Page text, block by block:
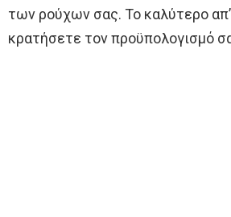
των ρούχων σας. Το καλύτερο
κρατήσετε τον προϋπολογισμό